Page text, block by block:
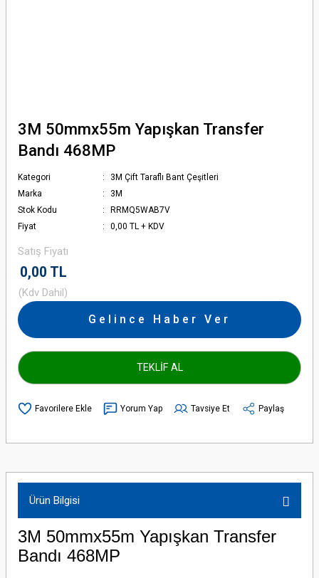
3M 50mmx55m Yapışkan Transfer
Bandı 468MP
Kategori
3M Çift Taraflı Bant Çeşitleri
Marka
3M
Stok Kodu
RRMQ5WAB7V
Fiyat
0,00 TL + KDV
Satış Fiyatı
0,00 TL
(Kdv Dahil)
Gelince Haber Ver
TEKLİF AL
Yorum Yap Tavsiye Et Paylaş
Ürün Bilgisi
3M 50mmx55m Yapışkan Transfer
Bandı 468MP